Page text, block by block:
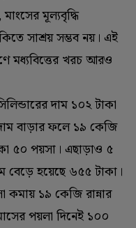
মূল্যবৃদ্ধি
সাশ্রয় সম্ভব নয়। এই
মধ্যবিত্তের খরচ আরও
দাম ১০২ টাকা
বাড়ার ফলে ১৯ কেজি
৫০ পয়সা। এছাড়াও ৫
বেড়ে হয়েছে ৬৫৫ টাকা।
১৯ কেজি রান্নার
পয়লা দিনেই ১০০